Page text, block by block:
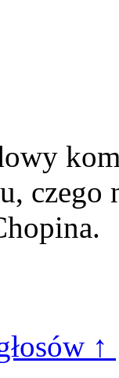
czego
↑